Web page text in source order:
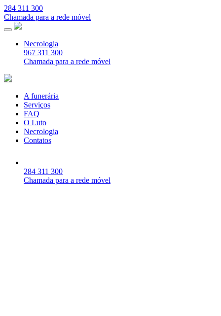
284 311 300
Chamada para a rede móvel
Necrologia
967 311 300
Chamada para a rede móvel
A funerária
Serviços
FAQ
O Luto
Necrologia
Contatos
284 311 300
Chamada para a rede móvel